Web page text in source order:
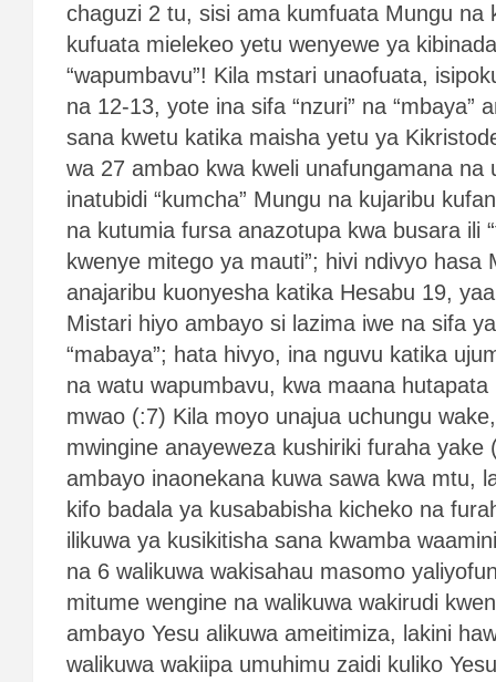
chaguzi 2 tu, sisi ama kumfuata Mungu na
kufuata mielekeo yetu wenyewe ya
“wapumbavu”! Kila mstari unaofuata,
na 12-13, yote ina sifa “nzuri” na “mbaya”
sana kwetu katika maisha yetu ya
wa 27 ambao kwa kweli unafungamana na
inatubidi “kumcha” Mungu na kujaribu
na kutumia fursa anazotupa kwa busara ili
kwenye mitego ya mauti”; hivi ndivyo hasa
anajaribu kuonyesha katika Hesabu 19,
Mistari hiyo ambayo si lazima iwe na sifa
“mabaya”; hata hivyo, ina nguvu katika
na watu wapumbavu, kwa maana
mwao (:7) Kila moyo unajua uchungu
mwingine anayeweza kushiriki furaha yake
ambayo inaonekana kuwa sawa kwa mtu,
kifo badala ya kusababisha kicheko na
ilikuwa ya kusikitisha sana kwamba
na 6 walikuwa wakisahau masomo
mitume wengine na walikuwa wakirudi
ambayo Yesu alikuwa ameitimiza, lakini
walikuwa wakiipa umuhimu zaidi kuliko